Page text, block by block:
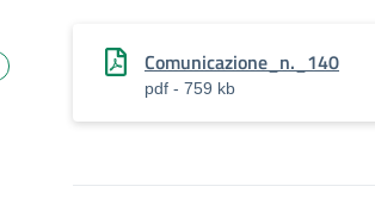
Comunicazione_n._140
pdf - 759 kb